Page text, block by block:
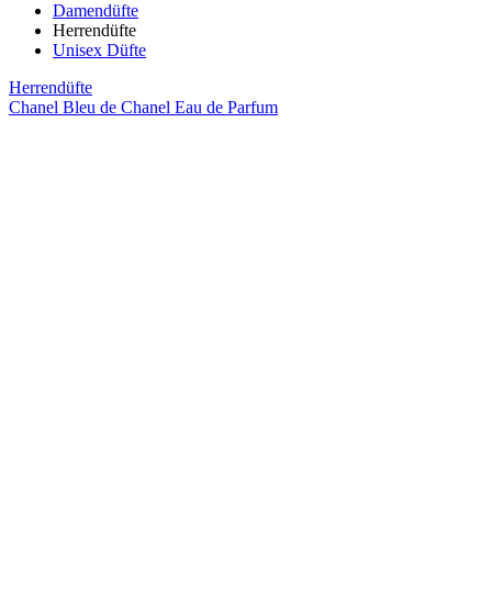
Damendüfte
Herrendüfte
Unisex Düfte
Herrendüfte
Chanel Bleu de Chanel Eau de Parfum